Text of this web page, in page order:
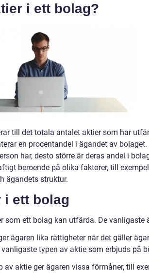
i ett bolag?
till det totala antalet aktier som har
en procentandel i ägandet av bolaget.
har, desto större är deras andel i
beroende på olika faktorer, till exempel
ägandets struktur.
i ett bolag
som ett bolag kan utfärda. De vanligaste
ägaren lika rättigheter när det gäller
typen av aktie som erbjuds på
av aktie ger ägaren vissa förmåner, till